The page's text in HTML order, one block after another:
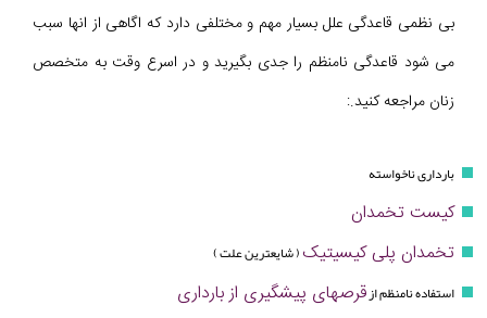
بی نظمی قاعدگی علل بسیار مهم و مختلفی دارد که اگاهی از انها سبب
می شود قاعدگی نامنظم را جدی بگیرید و در اسرع وقت به متخصص
زنان مراجعه کنید.:
بارداری ناخواسته
کیست تخمدان
تخمدان پلی کیسیتیک( شایعترین علت )
استفاده نامنظم ازقرصهای پیشگیری از بارداری